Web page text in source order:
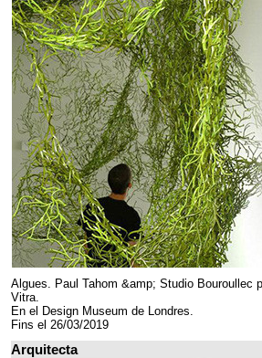
Algues. Paul Tahom &amp; Studio Bouroullec
Vitra.
En el Design Museum de Londres.
Fins el 26/03/2019
Arquitecta